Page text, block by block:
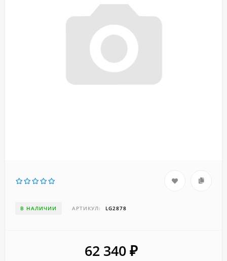
В НАЛИЧИИ АРТИКУЛ: LG2878
62 340 ₽